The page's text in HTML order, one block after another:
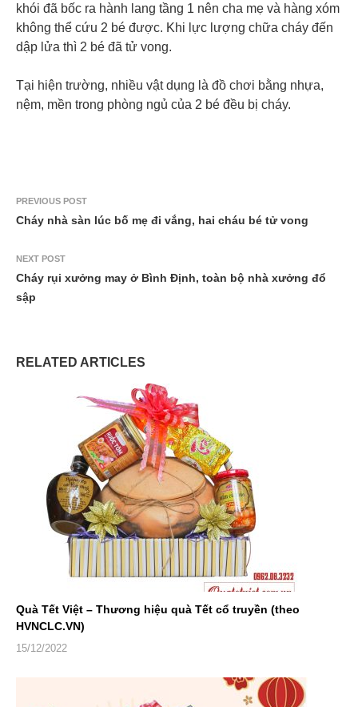
khói đã bốc ra hành lang tầng 1 nên cha mẹ và hàng xóm
không thể cứu 2 bé được. Khi lực lượng chữa cháy đến
dập lửa thì 2 bé đã tử vong.
Tại hiện trường, nhiều vật dụng là đồ chơi bằng nhựa,
nệm, mền trong phòng ngủ của 2 bé đều bị cháy.
PREVIOUS POST
Cháy nhà sàn lúc bố mẹ đi vắng, hai cháu bé tử vong
NEXT POST
Cháy rụi xưởng may ở Bình Định, toàn bộ nhà xưởng đổ
sập
RELATED ARTICLES
Quà Tết Việt – Thương hiệu quà Tết cổ truyền (theo
HVNCLC.VN)
15/12/2022